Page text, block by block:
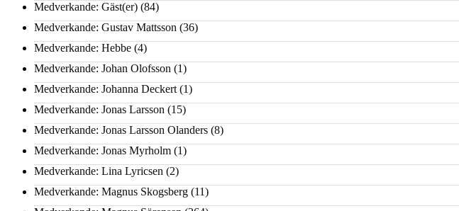
Medverkande: Gäst(er) (84)
Medverkande: Gustav Mattsson (36)
Medverkande: Hebbe (4)
Medverkande: Johan Olofsson (1)
Medverkande: Johanna Deckert (1)
Medverkande: Jonas Larsson (15)
Medverkande: Jonas Larsson Olanders (8)
Medverkande: Jonas Myrholm (1)
Medverkande: Lina Lyricsen (2)
Medverkande: Magnus Skogsberg (11)